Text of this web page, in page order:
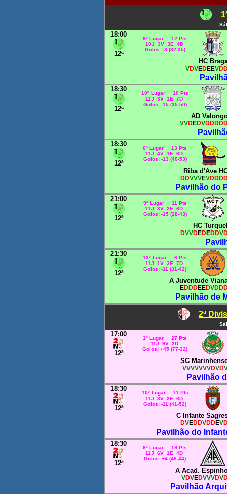
18:00
12ª
8º Lugar 12 Pts
10J 3V 3E 4D
Golos: -3 (32-35)
HC
VDVEDEEV
18:30
12ª
10º Lugar 10 Pts
11J 3V 1E 7D
Golos: -15 (35-50)
AD
VVDEDV
18:30
12ª
6º Lugar 13 Pts
11J 4V 1E 6D
Golos: -13 (40-53)
Riba d'Ave
DDVVVEV
Pavilhão do
21:00
12ª
9º Lugar 11 Pts
11J 3V 2E 6D
Golos: -15 (28-43)
HC
DVVDEDEDDV
21:30
12ª
13º Lugar 6 Pts
11J 1V 3E 7D
Golos: -11 (31-42)
A Juventude
EDDDEEDV
Pavilhão de
2ª
17:00
12ª
1º Lugar 27 Pts
11J 9V 2D
Golos: +45 (77-32)
SC
VVVVVVVDVD
Pavilhão
18:30
12ª
10º Lugar 11 Pts
11J 3V 2E 6D
Golos: -11 (41-52)
C Infante
DVEDDVDDEV
Pavilhão do
18:30
12ª
6º Lugar 19 Pts
11J 6V 1E 4D
Golos: +4 (48-44)
A Acad.
VDVEDVVVDV
Pavilhão